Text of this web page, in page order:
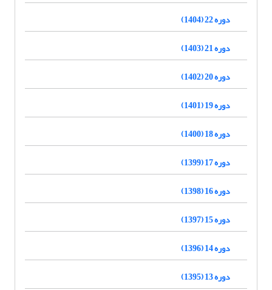
دوره 22 (1404)
دوره 21 (1403)
دوره 20 (1402)
دوره 19 (1401)
دوره 18 (1400)
دوره 17 (1399)
دوره 16 (1398)
دوره 15 (1397)
دوره 14 (1396)
دوره 13 (1395)